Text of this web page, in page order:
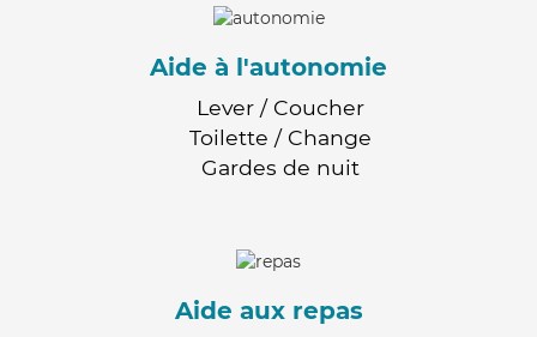
Aide à l'autonomie
Lever / Coucher
Toilette / Change
Gardes de nuit
Aide aux repas